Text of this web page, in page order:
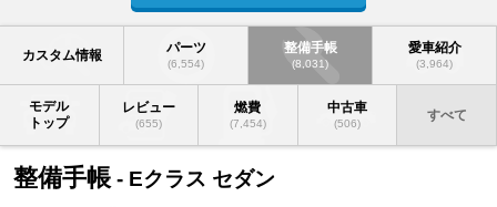
カスタム情報 パーツ
(6,554)
整備手帳
(8,031)
愛車紹介
(3,964)
モデル
トップ
レビュー
(655)
燃費
(7,454)
中古車
(506)
すべて
整備手帳 - Eクラス セダン